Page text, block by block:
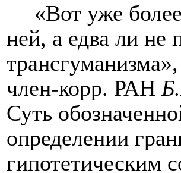
«Вот уже
ней, а едва ли не
член-корр. РАН
Суть
определении
гипотетическим